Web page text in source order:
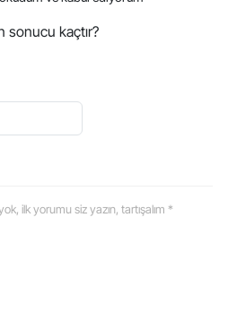
sonucu kaçtır?
ilk yorumu siz yazın, tartışalım *